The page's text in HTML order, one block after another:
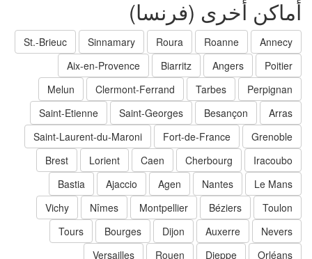
أخرى (فرنسا)
Annecy
Roanne
Roura
Sinnamary
St.-Brieuc
Poitier
Angers
Biarritz
Aix-en-Provence
Perpignan
Tarbes
Clermont-Ferrand
Melun
Arras
Besançon
Saint-Georges
Saint-Etienne
Grenoble
Fort-de-France
Saint-Laurent-du-Maroni
Iracoubo
Cherbourg
Caen
Lorient
Brest
Le Mans
Nantes
Agen
Ajaccio
Bastia
Toulon
Béziers
Montpellier
Nîmes
Vichy
Nevers
Auxerre
Dijon
Bourges
Tours
Orléans
Dieppe
Rouen
Versailles